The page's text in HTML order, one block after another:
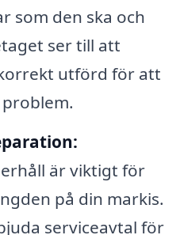
som den ska och
ser till att
utförd för att
är viktigt för
på din markis.
serviceavtal för